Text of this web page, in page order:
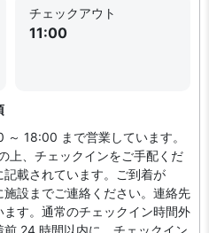
チェックアウト
11:00
18:00 まで営業しています。
上、チェックインをご手配くだ
載されています。ご到着が
設までご連絡ください。連絡先
す。通常のチェックイン時間外
24 時間以内に、チェックイン